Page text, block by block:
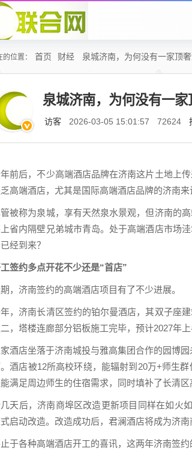
位置： 首页 财经 泉城济南，为何没有一家顶奢
泉城济南，为何没有一家
访客 2026-03-05 15:01:57 72624
前后，不少高端酒店品牌在济南这片土地上
高端酒店，尤其是国际高端酒店品牌的济南来
被称为泉城，享有天然泉水景观，但济南的
省内隔壁兄弟城市青岛。处于高端酒店市场
经到来？
签约多点开花不少还是“首店”
，济南签约的高端酒店项目有了不少进展。
，济南长清区签约的铂尔曼酒店，其双子座
，塔楼连廊部分铝板施工完毕，预计2027年上
酒店坐落于济南城投与雅高集团合作的园博
酒店被12所高校环绕，能辐射到20万+师生
满足周边师生的住宿需求，同时填补了长清区
天后，济南商埠区改造更新项目同样在如火
启动改造。改造成功后，君澜酒店将成为济南
于各种高端酒店开工的喜讯，这两年济南签约